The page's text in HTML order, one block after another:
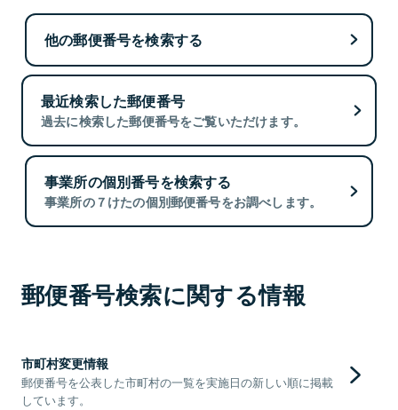
他の郵便番号を検索する
最近検索した郵便番号
過去に検索した郵便番号をご覧いただけます。
事業所の個別番号を検索する
事業所の７けたの個別郵便番号をお調べします。
郵便番号検索に関する情報
市町村変更情報
郵便番号を公表した市町村の一覧を実施日の新しい順に掲載
しています。